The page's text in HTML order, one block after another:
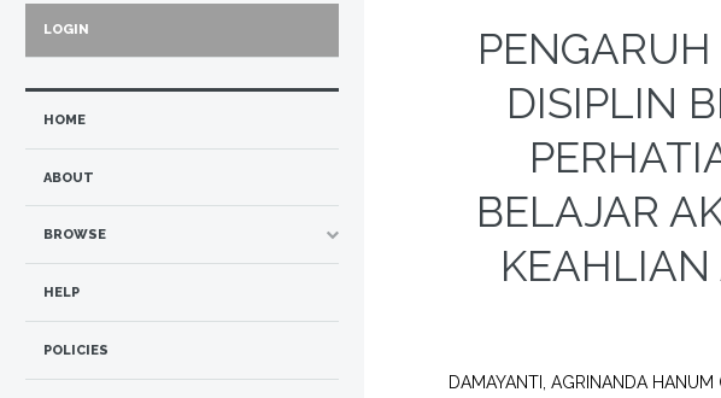
DISIPLIN
BELAJAR
KEAHLIAN
DAMAYANTI, AGRINANDA HANUM
LOGIN
HOME
ABOUT
BROWSE
HELP
POLICIES